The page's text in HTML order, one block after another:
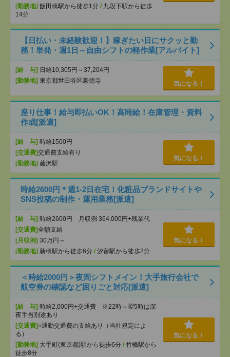
[勤務地] 飯田橋駅から徒歩1分 / 九段下駅から徒歩
14分
【日払い・未経験歓迎！】稼ぎたい日にサクッと勤
務！単発・週1日～自由シフトの軽作業[アルバイト]
[給 与] 日給10,305円～37,204円
[勤務地] 東京都世田谷区豪徳寺 気になる！
座り仕事！給与即払いOK！高時給！在庫管理・資料
作成[派遣]
[給 与] 時給1500円
[交通費]交通費支給有り
[勤務地] 藤沢駅
気になる！
時給2600円＊週1-2日在宅！化粧品ブランドサイトや
SNS投稿の制作・運用業務[派遣]
[給 与] 時給2600円 月収例 364,000円+残業代
[交通費]全額支給
[月収例] 30万円～
[勤務地] 新橋駅から徒歩6分 / 汐留駅から徒歩2分
気になる！
＜時給2000円＞夜間シフトメイン！大手旅行会社で
航空券の確認など困りごと対応[派遣]
[給 与] 時給2,000円+交通費 ※22時～翌5時は深
夜手当別途あり
[交通費] ○通勤交通費の支給あり（当社規定によ
る）
[勤務地] 大手町(東京都)駅から徒歩6分 / 竹橋駅から
徒歩8分
気になる！